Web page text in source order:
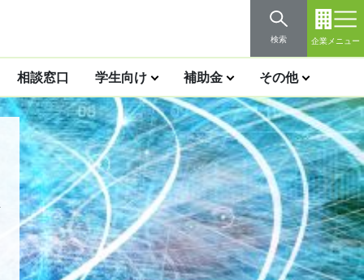
検索 企業メニュー
相談窓口 学生向け 補助金 その他